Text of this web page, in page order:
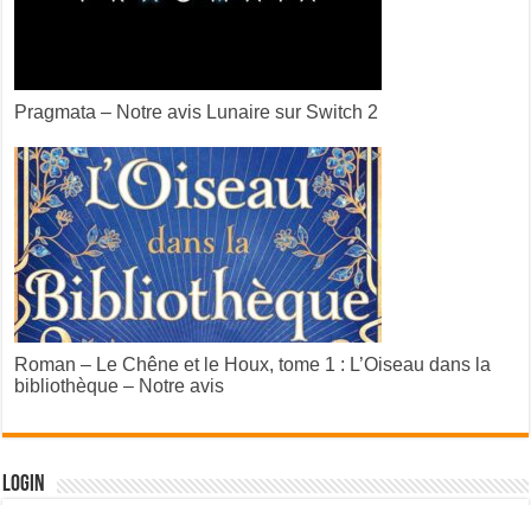
Pragmata – Notre avis Lunaire sur Switch 2
Roman – Le Chêne et le Houx, tome 1 : L’Oiseau dans la
bibliothèque – Notre avis
Login